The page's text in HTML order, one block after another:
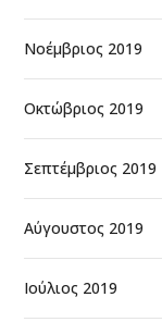
Νοέμβριος 2019
Οκτώβριος 2019
Σεπτέμβριος 2019
Αύγουστος 2019
Ιούλιος 2019